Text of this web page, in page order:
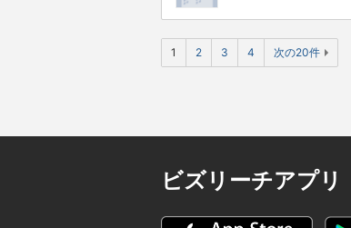
1 2 3 4 次の20件
ビズリーチアプリ